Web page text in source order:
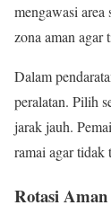
mengawasi area
zona aman agar
Dalam
peralatan. Pilih
jarak jauh.
ramai agar tidak
Rotasi